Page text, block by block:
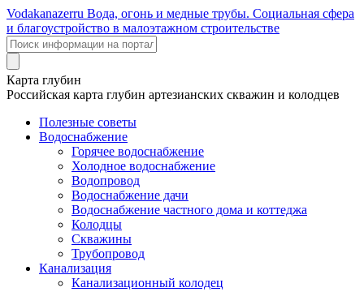
Vodakanazerru Вода, огонь и медные трубы. Социальная сфера
и благоустройство в малоэтажном строительстве
Карта глубин
Российская карта глубин артезианских скважин и колодцев
Полезные советы
Водоснабжение
Горячее водоснабжение
Холодное водоснабжение
Водопровод
Водоснабжение дачи
Водоснабжение частного дома и коттеджа
Колодцы
Скважины
Трубопровод
Канализация
Канализационный колодец